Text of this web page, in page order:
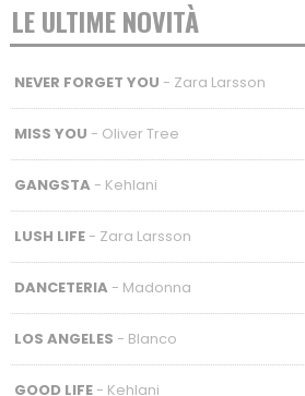
LE ULTIME NOVITÀ
NEVER FORGET YOU - Zara Larsson
MISS YOU - Oliver Tree
GANGSTA - Kehlani
LUSH LIFE- Zara Larsson
DANCETERIA - Madonna
LOS ANGELES - Blanco
GOOD LIFE- Kehlani